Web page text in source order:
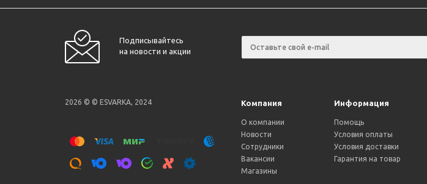
Подписывайтесь
на новости и акции
2026 © © ESVARKA, 2024 Компания Информация
О компании
Новости
Сотрудники
Вакансии
Магазины
Помощь
Условия оплаты
Условия доставки
Гарантия на товар